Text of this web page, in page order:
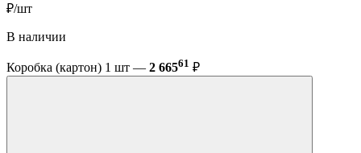
₽/шт
В наличии
Коробка (картон) 1 шт — 2 66561 ₽